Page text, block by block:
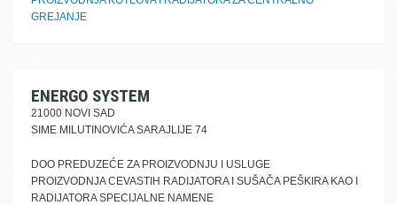
GREJANJE
ENERGO SYSTEM
21000 NOVI SAD
SIME MILUTINOVIĆA SARAJLIJE 74
DOO PREDUZEĆE ZA PROIZVODNJU I USLUGE
PROIZVODNJA CEVASTIH RADIJATORA I SUŠAČA PEŠKIRA KAO I
RADIJATORA SPECIJALNE NAMENE